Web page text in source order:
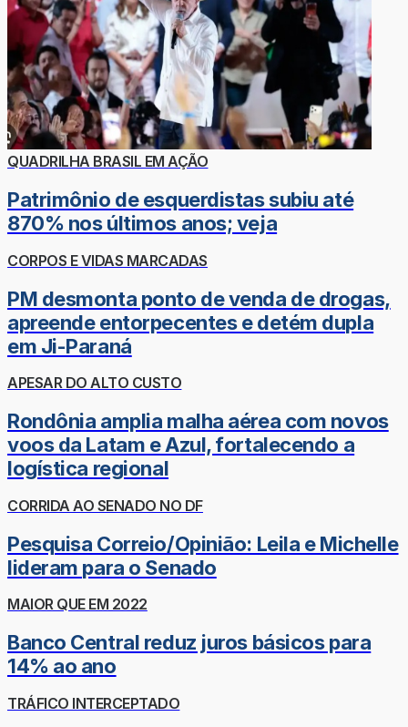
QUADRILHA BRASIL EM AÇÃO
Patrimônio de esquerdistas subiu até
870% nos últimos anos; veja
CORPOS E VIDAS MARCADAS
PM desmonta ponto de venda de drogas,
apreende entorpecentes e detém dupla
em Ji-Paraná
APESAR DO ALTO CUSTO
Rondônia amplia malha aérea com novos
voos da Latam e Azul, fortalecendo a
logística regional
CORRIDA AO SENADO NO DF
Pesquisa Correio/Opinião: Leila e Michelle
lideram para o Senado
MAIOR QUE EM 2022
Banco Central reduz juros básicos para
14% ao ano
TRÁFICO INTERCEPTADO